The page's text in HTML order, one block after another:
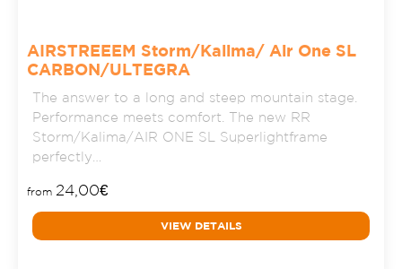
AIRSTREEEM Storm/Kalima/ Air One SL
CARBON/ULTEGRA
The answer to a long and steep mountain stage.
Performance meets comfort. The new RR
Storm/Kalima/AIR ONE SL Superlightframe
perfectly…
from 24,00€
VIEW DETAILS